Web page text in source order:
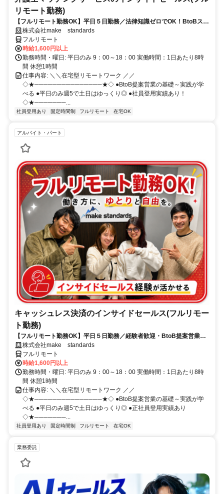
リモート勤務)
【フルリモート勤務OK】平日５日勤務／法律知識ゼロでOK！BtoBスキ
ルが身につく営業職
株式会社make standards
フルリモート
時給1,600円以上
勤務時間・曜日: 平日のみ 9：00～18：00 実働時間：1日あたり8時
間 休憩1時間
仕事内容: ＼＼在宅型リモートワーク ／／
◇★───────────────★◇ ●BtoB提案営業の基礎～実践が学
べる ●平日のみ週5で土日はゆっくり◎ ●社員登用実績あり！
◇★───────...
社員登用あり 固定時間制 フルリモート 在宅OK
アルバイト・パート
キャッシュレス決済のインサイドセールス(フルリモー
ト勤務)
【フルリモート勤務OK】平日５日勤務／経験者歓迎・BtoB提案営業で
スキルアップ
株式会社make standards
フルリモート
時給1,600円以上
勤務時間・曜日: 平日のみ 9：00～18：00 実働時間：1日あたり8時
間 休憩1時間
仕事内容: ＼＼在宅型リモートワーク ／／
◇★───────────────★◇ ●BtoB提案営業の基礎～実践が学
べる ●平日のみ週5で土日はゆっくり◎ ●正社員登用実績あり
◇★───────...
社員登用あり 固定時間制 フルリモート 在宅OK
業務委託